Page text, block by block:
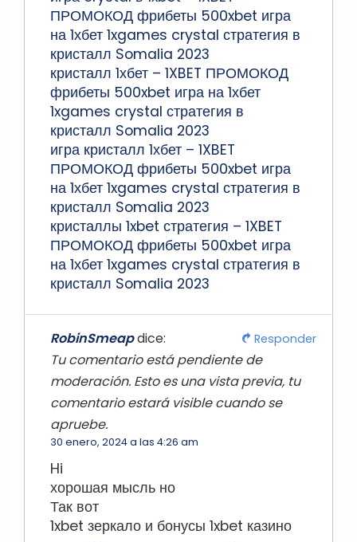
ПРОМОКОД фрибеты 500xbet игра
на 1хбет 1xgames crystal стратегия в
кристалл Somalia 2023
кристалл 1хбет – 1XBET ПРОМОКОД
фрибеты 500xbet игра на 1хбет
1xgames crystal стратегия в
кристалл Somalia 2023
игра кристалл 1хбет – 1XBET
ПРОМОКОД фрибеты 500xbet игра
на 1хбет 1xgames crystal стратегия в
кристалл Somalia 2023
кристаллы 1xbet стратегия – 1XBET
ПРОМОКОД фрибеты 500xbet игра
на 1хбет 1xgames crystal стратегия в
кристалл Somalia 2023
RobinSmeapdice:
Tu comentario está pendiente de
moderación. Esto es una vista previa, tu
comentario estará visible cuando se
apruebe.
30 enero, 2024 a las 4:26 am
Hi
хорошая мысль но
Так вот
1xbet зеркало и бонусы 1xbet казино
Responder